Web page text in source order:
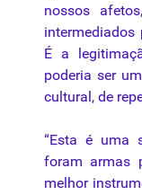
nossos
É a
poderia ser
cultural, de
“Esta é uma
foram armas
melhor